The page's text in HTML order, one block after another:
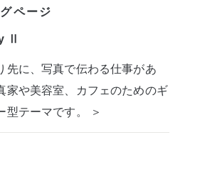
ページ
Ⅱ
先に、写真で伝わる仕事があ
家や美容室、カフェのためのギ
型テーマです。 ＞